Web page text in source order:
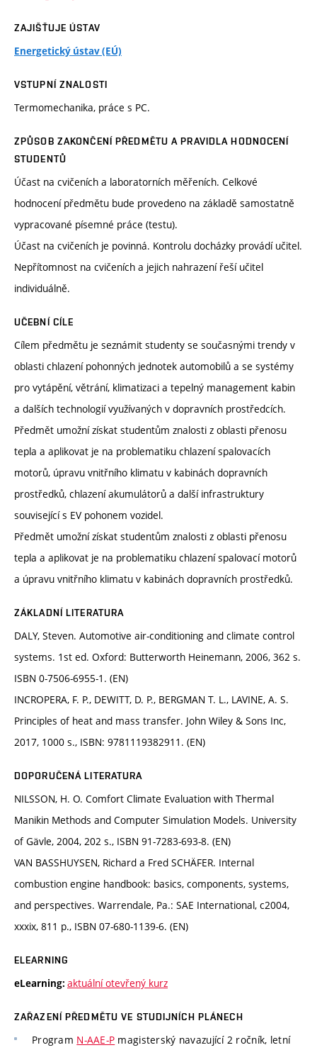
ZAJIŠŤUJE ÚSTAV
Energetický ústav (EÚ)
VSTUPNÍ ZNALOSTI
Termomechanika, práce s PC.
ZPŮSOB ZAKONČENÍ PŘEDMĚTU A PRAVIDLA HODNOCENÍ
STUDENTŮ
Účast na cvičeních a laboratorních měřeních. Celkové
hodnocení předmětu bude provedeno na základě samostatně
vypracované písemné práce (testu).
Účast na cvičeních je povinná. Kontrolu docházky provádí učitel.
Nepřítomnost na cvičeních a jejich nahrazení řeší učitel
individuálně.
UČEBNÍ CÍLE
Cílem předmětu je seznámit studenty se současnými trendy v
oblasti chlazení pohonných jednotek automobilů a se systémy
pro vytápění, větrání, klimatizaci a tepelný management kabin
a dalších technologií využívaných v dopravních prostředcích.
Předmět umožní získat studentům znalosti z oblasti přenosu
tepla a aplikovat je na problematiku chlazení spalovacích
motorů, úpravu vnitřního klimatu v kabinách dopravních
prostředků, chlazení akumulátorů a další infrastruktury
související s EV pohonem vozidel.
Předmět umožní získat studentům znalosti z oblasti přenosu
tepla a aplikovat je na problematiku chlazení spalovací motorů
a úpravu vnitřního klimatu v kabinách dopravních prostředků.
ZÁKLADNÍ LITERATURA
DALY, Steven. Automotive air-conditioning and climate control
systems. 1st ed. Oxford: Butterworth Heinemann, 2006, 362 s.
ISBN 0-7506-6955-1. (EN)
INCROPERA, F. P., DEWITT, D. P., BERGMAN T. L., LAVINE, A. S.
Principles of heat and mass transfer. John Wiley & Sons Inc,
2017, 1000 s., ISBN: 9781119382911. (EN)
DOPORUČENÁ LITERATURA
NILSSON, H. O. Comfort Climate Evaluation with Thermal
Manikin Methods and Computer Simulation Models. University
of Gävle, 2004, 202 s., ISBN 91-7283-693-8. (EN)
VAN BASSHUYSEN, Richard a Fred SCHÄFER. Internal
combustion engine handbook: basics, components, systems,
and perspectives. Warrendale, Pa.: SAE International, c2004,
xxxix, 811 p., ISBN 07-680-1139-6. (EN)
ELEARNING
eLearning: aktuální otevřený kurz
ZAŘAZENÍ PŘEDMĚTU VE STUDIJNÍCH PLÁNECH
Program N-AAE-P magisterský navazující 2 ročník, letní